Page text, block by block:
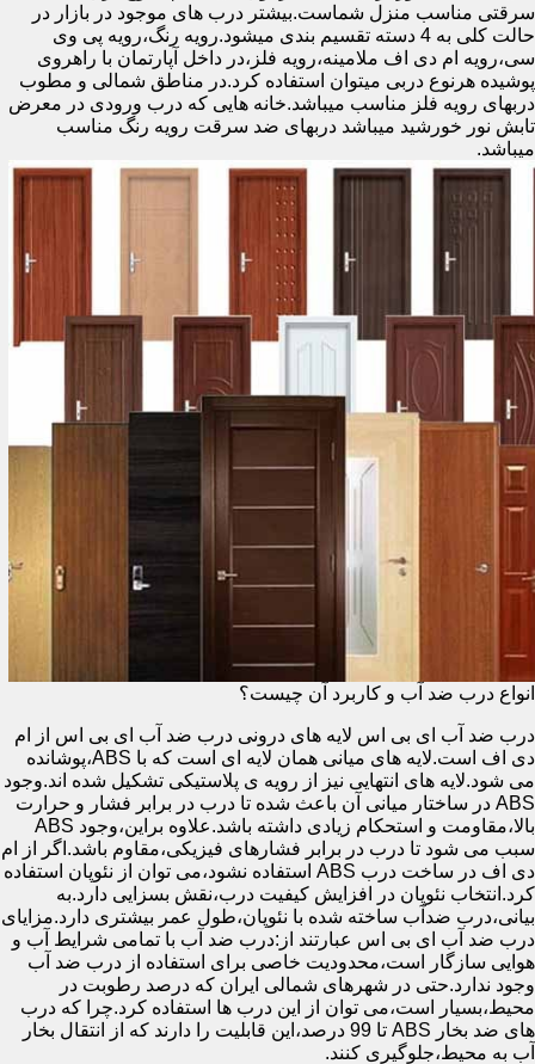
سرقتی مناسب منزل شماست.بیشتر درب های موجود در بازار در
حالت کلی به 4 دسته تقسیم بندی میشود.رویه رنگ،رویه پی وی
سی،رویه ام دی اف ملامینه،رویه فلز،در داخل آپارتمان با راهروی
پوشیده هرنوع دربی میتوان استفاده کرد.در مناطق شمالی و مطوب
دربهای رویه فلز مناسب میباشد.خانه هایی که درب ورودی در معرض
تابش نور خورشید میباشد دربهای ضد سرقت رویه رنگ مناسب
میباشد.
انواع درب ضد آب و کاربرد آن چیست؟
درب ضد آب ای بی اس لایه های درونی درب ضد آب ای بی اس از ام
دی اف است.لایه های میانی همان لایه ای است که با ABS،پوشانده
می شود.لایه های انتهایی نیز از رویه ی پلاستیکی تشکیل شده اند.وجود
ABS در ساختار میانی آن باعث شده تا درب در برابر فشار و حرارت
بالا،مقاومت و استحکام زیادی داشته باشد.علاوه براین،وجود ABS
سبب می شود تا درب در برابر فشارهای فیزیکی،مقاوم باشد.اگر از ام
دی اف در ساخت درب ABS استفاده نشود،می توان از نئوپان استفاده
کرد.انتخاب نئوپان در افزایش کیفیت درب،نقش بسزایی دارد.به
بیانی،درب ضدآب ساخته شده با نئوپان،طول عمر بیشتری دارد.مزایای
درب ضد آب ای بی اس عبارتند از:درب ضد آب با تمامی شرایط آب و
هوایی سازگار است،محدودیت خاصی برای استفاده از درب ضد آب
وجود ندارد.حتی در شهرهای شمالی ایران که درصد رطوبت در
محیط،بسیار است،می توان از این درب ها استفاده کرد.چرا که درب
های ضد بخار ABS تا 99 درصد،این قابلیت را دارند که از انتقال بخار
آب به محیط،جلوگیری کنند.